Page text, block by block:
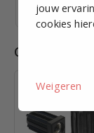
Vandaag
Combinaties
jouw
cookies
Weigeren